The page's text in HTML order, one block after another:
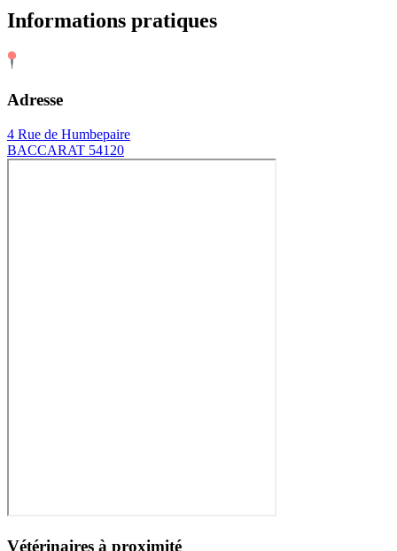
Informations pratiques
Adresse
4 Rue de Humbepaire
BACCARAT 54120
Vétérinaires à proximité